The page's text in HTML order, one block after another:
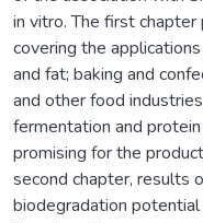
in vitro. The first
covering the
and fat; baking and
and other food
fermentation and
promising for the
second chapter, results
biodegradation